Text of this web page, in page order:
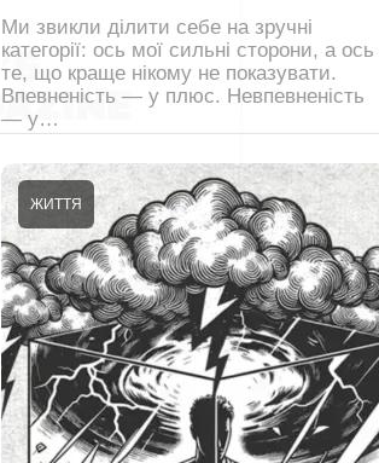
Ми звикли ділити себе на зручні
категорії: ось мої сильні сторони, а ось
те, що краще нікому не показувати.
Впевненість — у плюс. Невпевненість
— у…
ЖИТТЯ